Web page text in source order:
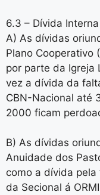
6.3 – Dívida Interna
A) As dívidas
Plano Cooperativo
por parte da Igreja
vez a dívida da
CBN-Nacional até
2000 ficam
B) As dívidas
Anuidade dos
como a dívida
da Secional á